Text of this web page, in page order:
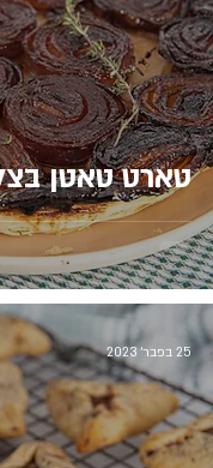
טארט טאטן
25 בפבר׳ 2023